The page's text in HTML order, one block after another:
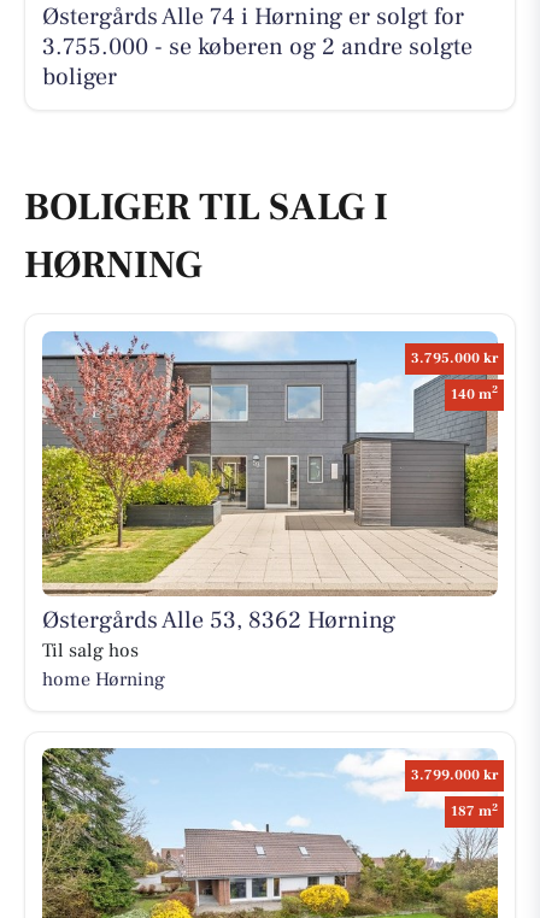
Østergårds Alle 74 i Hørning er solgt for
3.755.000 - se køberen og 2 andre solgte
boliger
BOLIGER TIL SALG I
HØRNING
3.795.000 kr
140 m2
Østergårds Alle 53, 8362 Hørning
Til salg hos
home Hørning
3.799.000 kr
187 m2